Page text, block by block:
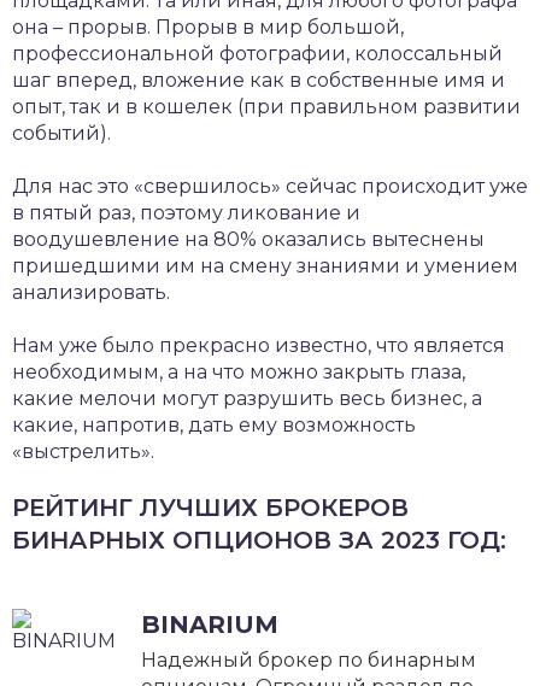
она – прорыв. Прорыв в мир большой,
профессиональной фотографии, колоссальный
шаг вперед, вложение как в собственные имя и
опыт, так и в кошелек (при правильном развитии
событий).
Для нас это «свершилось» сейчас происходит уже
в пятый раз, ­поэтому ликование и
воодушевление на 80% оказались вытеснены
пришедшими им на смену знаниями и умением
анализировать.
Нам уже было прекрасно известно, что является
необходимым, а на что можно закрыть глаза,
какие мелочи могут разрушить весь бизнес, а
какие, напротив, дать ему возможность
«выстрелить».
РЕЙТИНГ ЛУЧШИХ БРОКЕРОВ
БИНАРНЫХ ОПЦИОНОВ ЗА 2023 ГОД:
BINARIUM
Надежный брокер по бинарным